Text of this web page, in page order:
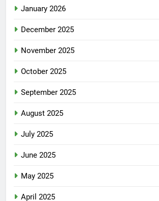
January 2026
December 2025
November 2025
October 2025
September 2025
August 2025
July 2025
June 2025
May 2025
April 2025